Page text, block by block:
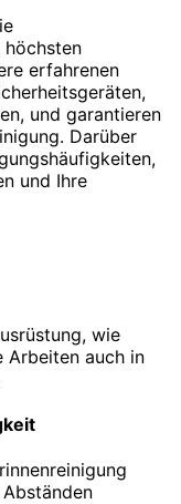
höchsten
erfahrenen
und garantieren
Darüber
und Ihre
wie
Arbeiten auch in